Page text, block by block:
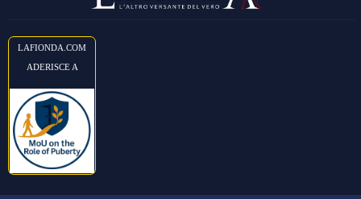
LAFIONDA.COM
ADERISCE A